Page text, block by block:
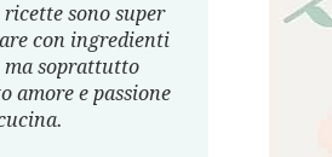
sono super
con ingredienti
ma soprattutto
amore e passione